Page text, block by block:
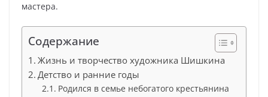
мастера.
Содержание
Жизнь и творчество художника Шишкина
Детство и ранние годы
Родился в семье небогатого крестьянина